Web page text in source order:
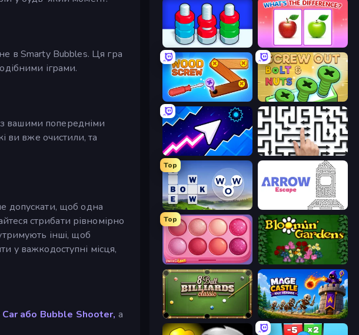
в Smarty Bubbles. Ця гра
іграми.
з вашими попередніми
ви вже очистили, та
допускати, щоб одна
стрибати рівномірно
інші, щоб
у важкодоступні місця,
або Bubble Shooter, а
What's The Difference?
Wood Screw: Bolts Puzzle Screw Out: Bolts and Nuts
Space Waves Arrow Escape: Puzzle
Top
Words of Wonders Arrow Escape
Top
Piece of Cake: Merge and Bake Blooming Gardens
8 Ball Billiards Classic Mage Castle Idle Defense